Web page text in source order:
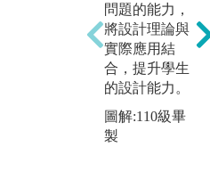
問題的能力，
將設計理論與
實際應用結
合，提升學生
的設計能力。
圖解:110級畢
製